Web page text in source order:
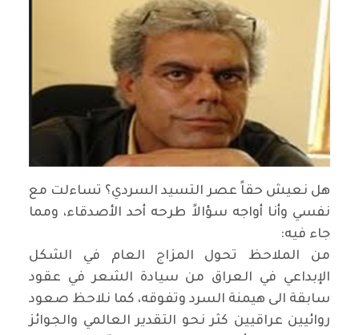
هل نعيش حقاً عصر التسيد السردي؟ تساءلت مع
نفسي وأنا أواجه سؤالاً طرحه أحد الأصدقاء، ومما
جاء فيه:
من الملاحظ تحول المزاج العام في الشكل
الإبداعي في العراق من سيادة الشعر في عقود
سابقة الى هيمنة السرد وتفوقه، كما نلاحظ صعود
روائيين عراقيين كثر نحو التقدير العالمي والجوائز